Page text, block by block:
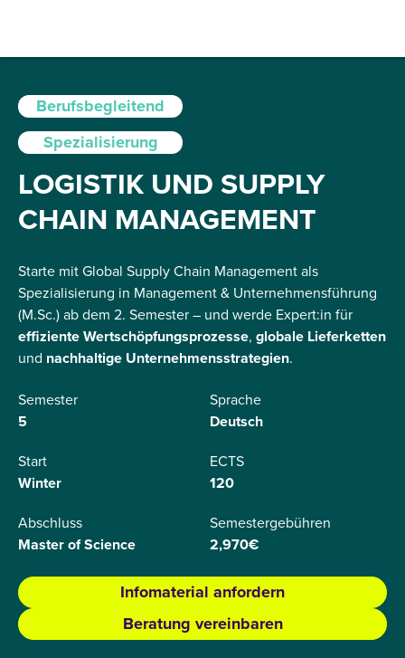
Berufsbegleitend
Spezialisierung
LOGISTIK UND SUPPLY
CHAIN MANAGEMENT
Starte mit Global Supply Chain Management als
Spezialisierung in Management & Unternehmensführung
(M.Sc.) ab dem 2. Semester – und werde Expert:in für
effiziente Wertschöpfungsprozesse, globale Lieferketten
und nachhaltige Unternehmensstrategien.
Semester
5
Sprache
Deutsch
Start
Winter
ECTS
120
Abschluss
Master of Science
Semestergebühren
2,970€
Infomaterial anfordern
Beratung vereinbaren